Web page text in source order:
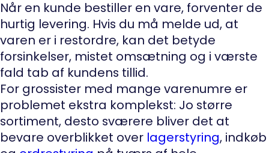
Når en kunde bestiller en vare, forventer de
hurtig levering. Hvis du må melde ud, at
varen er i restordre, kan det betyde
forsinkelser, mistet omsætning og i værste
fald tab af kundens tillid.
For grossister med mange varenumre er
problemet ekstra komplekst: Jo større
sortiment, desto sværere bliver det at
bevare overblikket over lagerstyring, indkøb